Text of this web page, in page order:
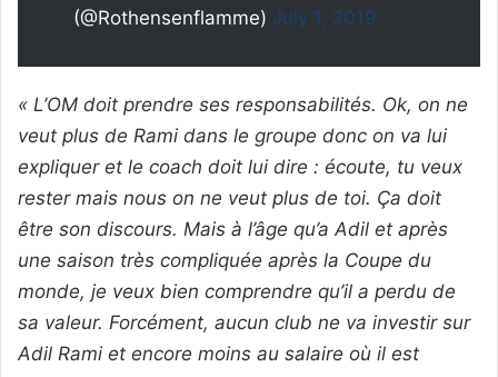
(@Rothensenflamme) July 1, 2019
« L’OM doit prendre ses responsabilités. Ok, on ne
veut plus de Rami dans le groupe donc on va lui
expliquer et le coach doit lui dire : écoute, tu veux
rester mais nous on ne veut plus de toi. Ça doit
être son discours. Mais à l’âge qu’a Adil et après
une saison très compliquée après la Coupe du
monde, je veux bien comprendre qu’il a perdu de
sa valeur. Forcément, aucun club ne va investir sur
Adil Rami et encore moins au salaire où il est